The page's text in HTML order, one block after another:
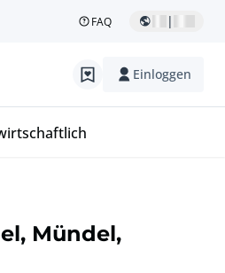
FAQ |
Einloggen
Mündel,